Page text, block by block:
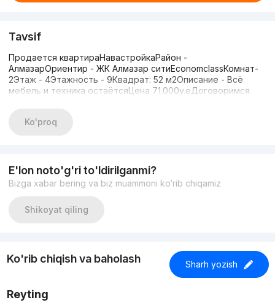
Tavsif
Продается квартираНавастройкаРайон -
АлмазарОриентир - ЖК Алмазар ситиEconomclassКомнат-
2Этаж - 4Этажность - 9Квадрат: 52 м2Описание - Всё
мебель и техника остаётсяЦена 71.000y.eДоговоримся
Ko'proq
E'lon noto'g'ri to'ldirilganmi?
Bizga xabar bering va biz muammoni ko‘rib chiqamiz
Shikoyat qiling
Ko'rib chiqish va baholash Sharh yozish
Reyting